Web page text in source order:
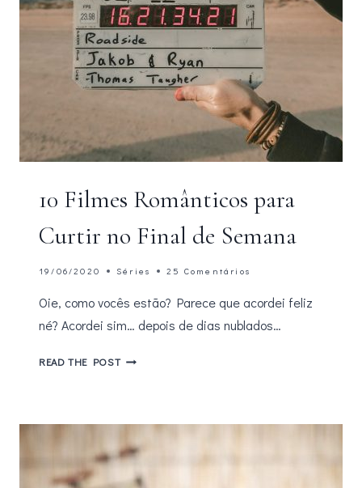
10 Filmes Românticos para
Curtir no Final de Semana
19/06/2020 Séries 25 Comentários
Oie, como vocês estão? Parece que acordei feliz
né? Acordei sim… depois de dias nublados…
READ THE POST10
CURTIR
NO